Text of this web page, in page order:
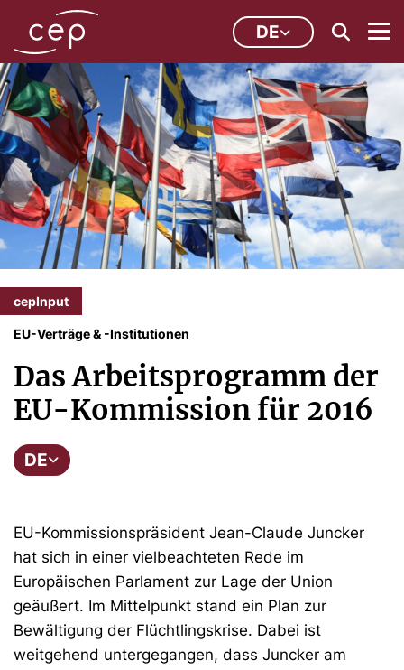
DE
cepInput
EU-Verträge & -Institutionen
Das Arbeitsprogramm der
EU-Kommission für 2016
DE
EU-Kommissionspräsident Jean-Claude Juncker
hat sich in einer vielbeachteten Rede im
Europäischen Parlament zur Lage der Union
geäußert. Im Mittelpunkt stand ein Plan zur
Bewältigung der Flüchtlingskrise. Dabei ist
weitgehend untergegangen, dass Juncker am